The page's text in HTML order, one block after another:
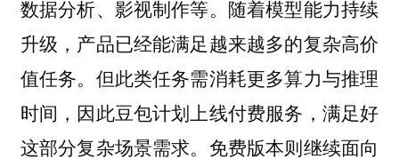
数据分析、影视制作等。随着模型能力持续
升级，产品已经能满足越来越多的复杂高价
值任务。但此类任务需消耗更多算力与推理
时间，因此豆包计划上线付费服务，满足好
这部分复杂场景需求。免费版本则继续面向